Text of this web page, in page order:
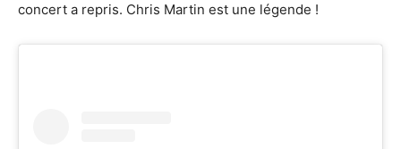
concert a repris. Chris Martin est une légende !